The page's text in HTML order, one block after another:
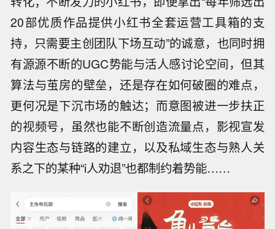
20部优质作品提供小红书全套运营工具箱的支
持，只需要主创团队下场互动”的诚意，也同时拥
有源源不断的UGC势能与活人感讨论空间，但其
算法与茧房的壁垒，还是存在如何破圈的难点，
更何况是下沉市场的触达；而意图被进一步扶正
的视频号，虽然也能不断创造流量点，影视宣发
内容生态与链路的建立，以及私域生态与熟人关
系之下的某种“i人劝退”也都制约着势能……